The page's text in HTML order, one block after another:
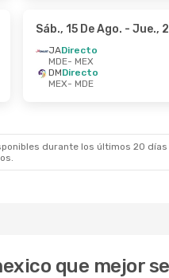
Sáb., 15 De Ago. - Jue.,
JADirecto
MDE- MEX
DMDirecto
MEX- MDE
durante los últimos 20
que mejor